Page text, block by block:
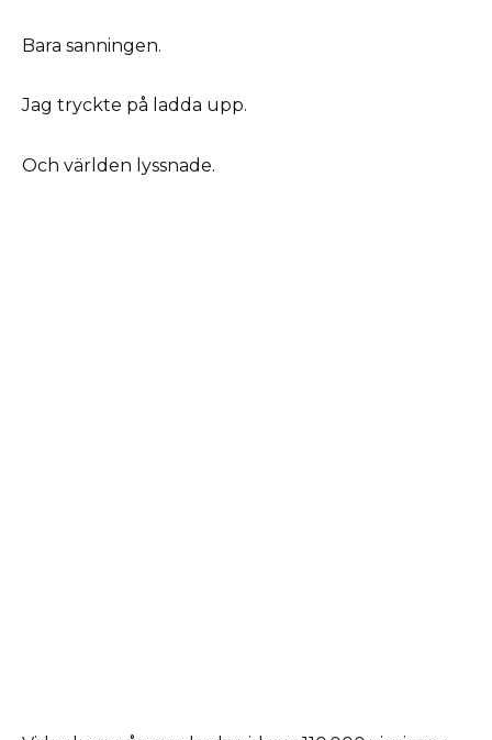
Bara sanningen.
Jag tryckte på ladda upp.
Och världen lyssnade.